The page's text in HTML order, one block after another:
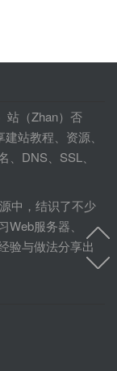
站（Zhan）否
站教程、资源、
DNS、SSL、
中，结识了不少
服务器、
验与做法分享出